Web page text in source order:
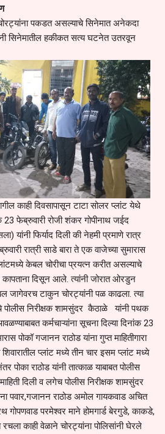
पकडत असल्याचे सिनेमात अनेकदा
सिनेमातील हकीकत सत्य घटनेत उतरवून
काही दिवसापासून टाटा सोलर प्लांट येथे
फेब्रुवारी रोजी शंकर गोपीनाथ जईद
यांनी फिर्याद दिली की नेहमी प्रमाणे रात्र
रात्री साडे बारा ते एक वाजेच्या सुमारास
केबल चोरीचा प्रयत्न करीत असल्याचे
दिसून आले. त्यांनी जोरात ओरडुन
टाकुन चोरट्यांनी पळ काढला. त्या
निरीक्षक शामसुंदर कैठाळे यांनी पथक
कर्मचाऱ्यांना सूचना दिल्या दिनांक 23
पोकॉ गजानन राठोड यांना गुप्त माहितीगारा
प्लांट मध्ये तीन चार इसम प्लांट मध्ये
राठोड यांनी तात्काळ याबाबत पोलीस
दिली व लगेच पोलीस निरीक्षक शामसुंदर
पवार,गजानन राठोड अमोल गायकवाड अचित
गोपणवाड परमेश्वर माने होमगार्ड बेरगुडे, काकडे,
काही वेळाने चोरट्यांना पोलिसांनी घेरले